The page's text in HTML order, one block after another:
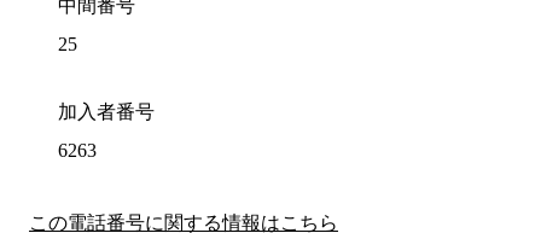
中間番号
25
加入者番号
6263
この電話番号に関する情報はこちら